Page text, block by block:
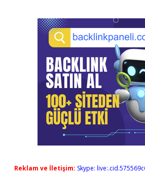
Reklam ve İletişim: Skype: